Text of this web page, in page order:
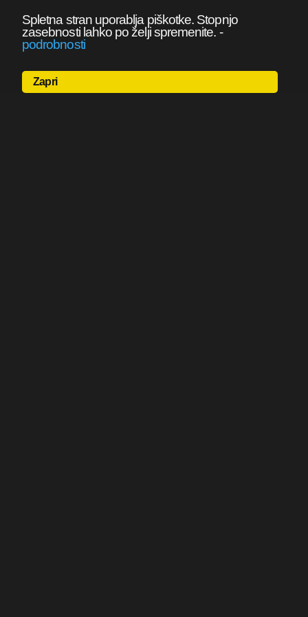
Spletna stran uporablja piškotke. Stopnjo
zasebnosti lahko po želji spremenite. -
podrobnosti
Zapri